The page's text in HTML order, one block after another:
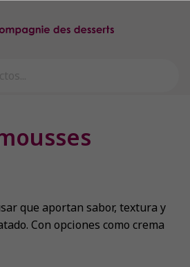
que aportan sabor, textura y
Con opciones como crema
mascarpone, mousse